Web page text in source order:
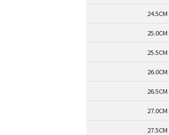
24.5CM
25.0CM
25.5CM
26.0CM
26.5CM
27.0CM
27.5CM